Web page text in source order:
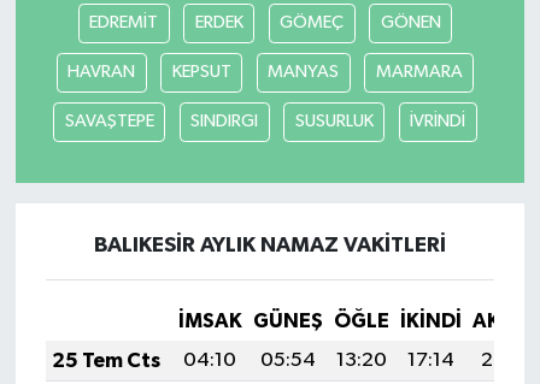
EDREMİT ERDEK GÖMEÇ GÖNEN
HAVRAN KEPSUT MANYAS MARMARA
SAVAŞTEPE SINDIRGI SUSURLUK İVRİNDİ
BALIKESİR AYLIK NAMAZ VAKITLERI
İMSAK GÜNEŞ ÖĞLE İKINDI
25 Tem Cts
04:10 05:54 13:20 17:14
20:36